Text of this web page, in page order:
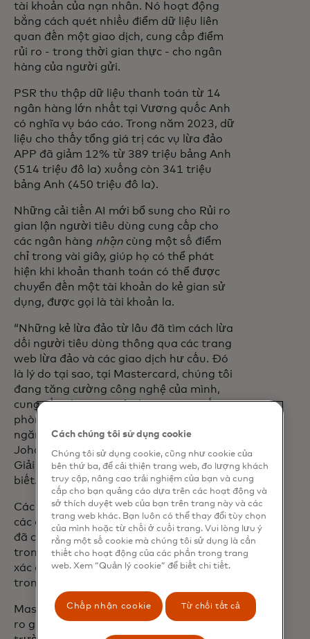
tài khoản của nạn nhân. Nó hoạt động
bằng cách quét nhiều điểm dữ liệu liên
quan đến một giao dịch, cung cấp điểm
rủi ro - trong thời gian thực - cho ngân
hàng của người gửi.
PSR thu thập dữ liệu thanh toán từ 14
ngân hàng lớn nhất tại Vương quốc Anh
có nghĩa vụ báo cáo. Trong năm 2023, dữ
liệu cho thấy tổng giá trị các vụ lừa đảo
APP đã giảm 12% từ 389 triệu bảng Anh
(514 triệu đô la) xuống còn 341 triệu
bảng Anh (450 triệu đô la).
Những cải tiến AI mới bổ sung cho Rủi ro
gian lận người tiêu dùng cung cấp cho
các ngân hàng nhận cùng một số điểm
chỉ trong vài giây, giúp họ có thể phát
hiện khi khoản thanh toán có thể được
chuyển đến một tài khoản do kẻ gian sử
dụng, được gọi là tài khoản la.
“Những kẻ lừa đảo từ lâu đã tìm cách lừa
dối người tiêu dùng thông qua các trang
web lừa đảo và các giao dịch hư cấu. Đó
là lý do tại sao, tại Mastercard, chúng tôi
đang tăng cường công nghệ của mình,
cung cấp cho các ngân hàng các tuyến
phòng thủ bổ sung - giúp họ xác định và
ngăn chặn các trò gian lận tốt hơn”,
Johan Gerber, Phó Chủ tịch Điều hành,
Giải pháp Bảo mật tại Mastercard cho
biết.
Các thử nghiệm ngoại tuyến ban đầu về
các cảnh báo “rủi ro trong nước” bổ sung
đã cho thấy sự cải thiện trung bình 60%
trong khả năng của ngân hàng trong việc
xác định sớm các tài khoản có rủi ro cao,
trong cơ sở tài khoản của ngân hàng.
Mastercard đã có kế hoạch mở rộng Rủi
ro gian lận người tiêu dùng đến các thị
Cách chúng tôi sử dụng cookie
Chúng tôi sử dụng cookie, cũng như cookie của
bên thứ ba, để cải thiện trang web, đo lượng khách
truy cập, nâng cao trải nghiệm của bạn và cung
cấp cho bạn quảng cáo dựa trên các hoạt động và
sở thích duyệt web của bạn trên trang này và các
trang web khác. Bạn luôn có thể thay đổi tùy chọn
của mình hoặc từ chối ở cuối trang. Vui lòng lưu ý
rằng một số cookie mà chúng tôi sử dụng là cần
thiết cho hoạt động của các phần trong trang
web. Xem “Quản lý cookie” để biết chi tiết.
Chấp nhận cookie Từ chối tất cả